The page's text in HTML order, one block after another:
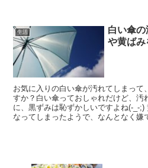
生活
白い傘
や黄ばみ
お気に入りの白い傘が汚れてしまって
すか？白い傘っておしゃれだけど、汚
に、黒ずみは恥ずかしいですよね(-_-;)
なってしまったようで、なんとなく嫌